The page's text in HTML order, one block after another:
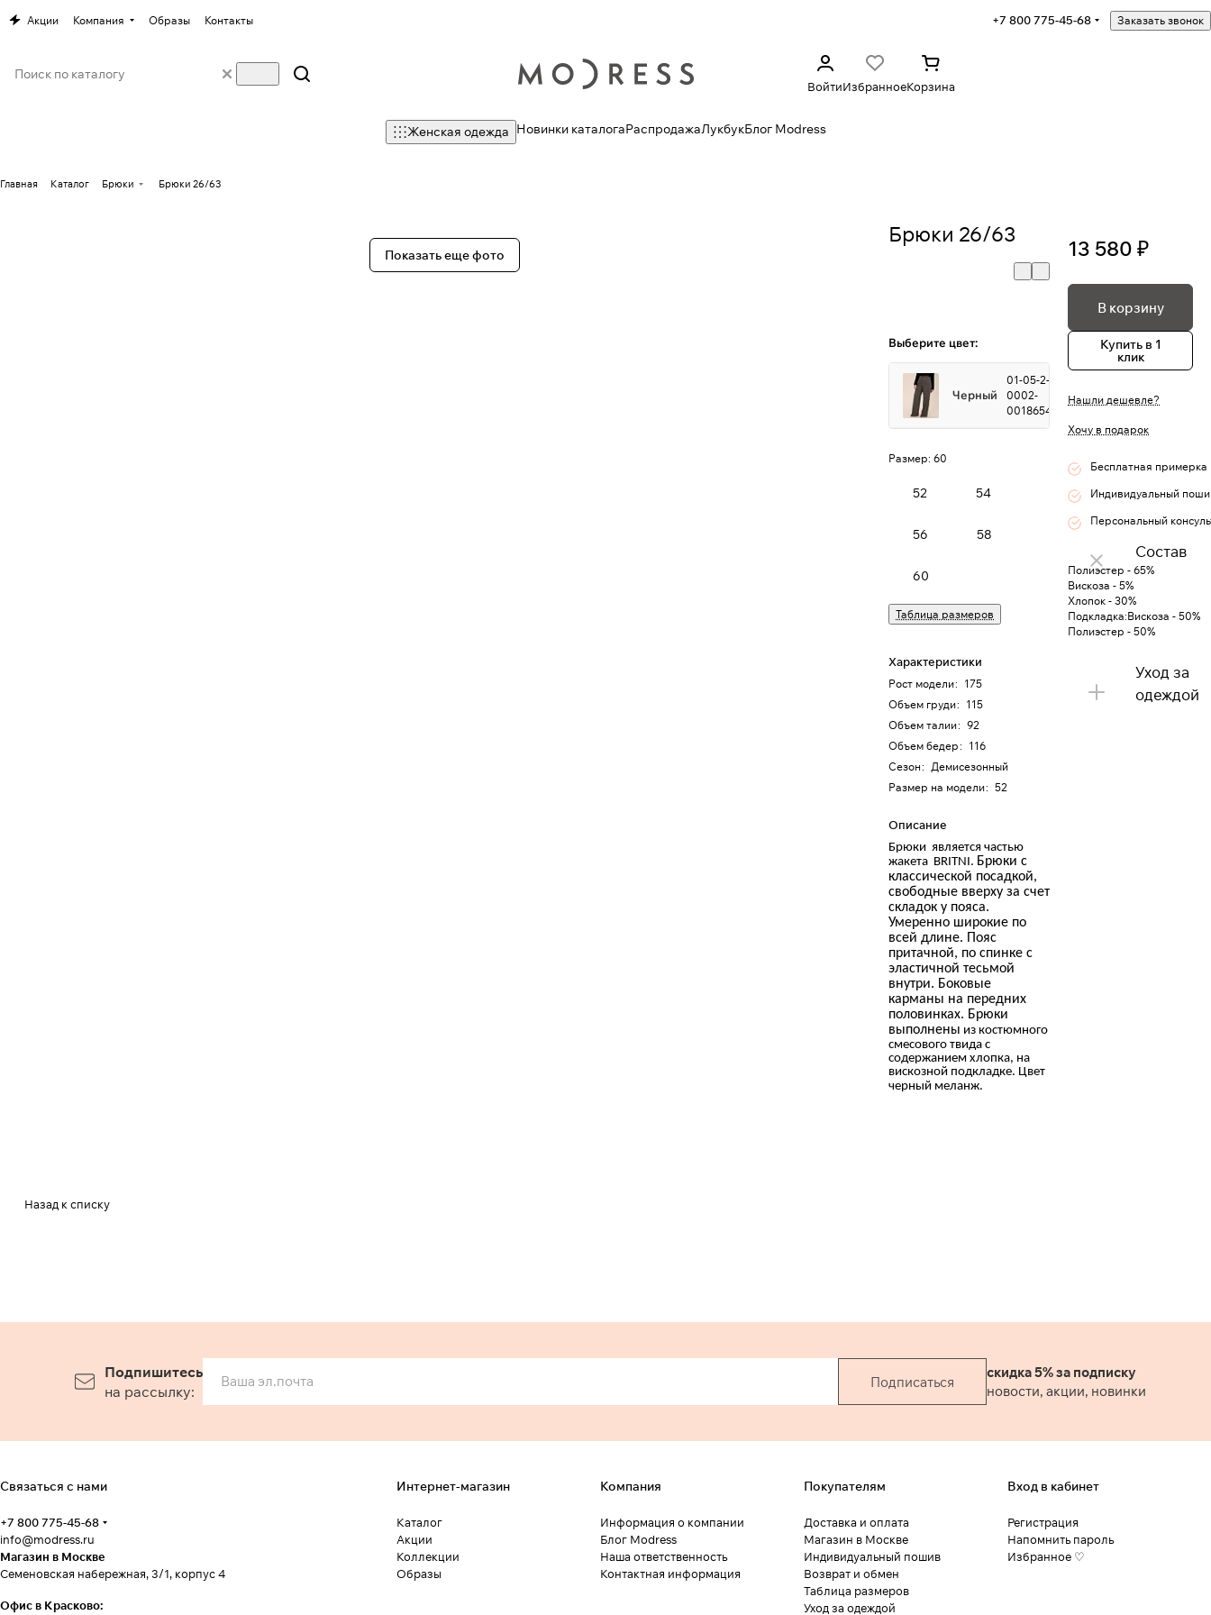
Акции Компания Образы Контакты +7 800 775-45-68 Заказать звонок
ВойтиИзбранноеКорзина
Женская одежда Новинки каталогаРаспродажаЛукбукБлог Modress
Главная Каталог Брюки Брюки 26/63
Показать еще фото
Брюки 26/63
Выберите цвет:
Черный
01-05-2-
0002-
0018654
Размер: 60
52 54
56 58
60
Таблица размеров
Характеристики
Рост модели: 175
Объем груди: 115
Объем талии: 92
Объем бедер: 116
Сезон: Демисезонный
Размер на модели: 52
Описание
Брюки является частью
жакета BRITNI. Брюки с
классической посадкой,
свободные вверху за счет
складок у пояса.
Умеренно широкие по
всей длине. Пояс
притачной, по спинке с
эластичной тесьмой
внутри. Боковые
карманы на передних
половинках. Брюки
выполнены из костюмного
смесового твида с
содержанием хлопка, на
вискозной подкладке. Цвет
черный меланж.
13 580 ₽
В корзину
Купить в 1
клик
Нашли дешевле?
Хочу в подарок
Бесплатная примерка
Индивидуальный
Персональный
Состав
Полиэстер - 65%
Вискоза - 5%
Хлопок - 30%
Подкладка:Вискоза - 50%
Полиэстер - 50%
Уход за
одеждой
Назад к списку
Подпишитесь
на рассылку:
Подписаться
скидка 5% за подписку
новости, акции, новинки
Связаться с нами
+7 800 775-45-68
info@modress.ru
Магазин в Москве
Семеновская набережная, 3/1, корпус 4
Офис в Красково:
Интернет-магазин
Каталог
Акции
Коллекции
Образы
Компания
Информация о компании
Блог Modress
Наша ответственность
Контактная информация
Покупателям
Доставка и оплата
Магазин в Москве
Индивидуальный пошив
Возврат и обмен
Таблица размеров
Уход за одеждой
Вход в кабинет
Регистрация
Напомнить пароль
Избранное ♡